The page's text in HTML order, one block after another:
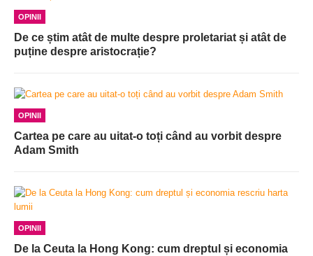
OPINII
De ce știm atât de multe despre proletariat și atât de
puține despre aristocrație?
OPINII
Cartea pe care au uitat-o toți când au vorbit despre
Adam Smith
OPINII
De la Ceuta la Hong Kong: cum dreptul și economia